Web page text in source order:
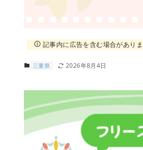
記事内に広告を含む場合があり
三重県 2026年8月4日